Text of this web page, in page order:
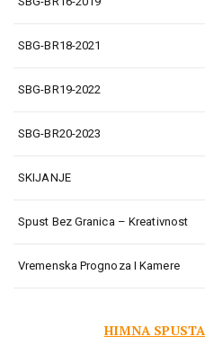
SBG-BR18-2021
SBG-BR19-2022
SBG-BR20-2023
SKIJANJE
Spust Bez Granica – Kreativnost
Vremenska Prognoza I Kamere
HIMNA